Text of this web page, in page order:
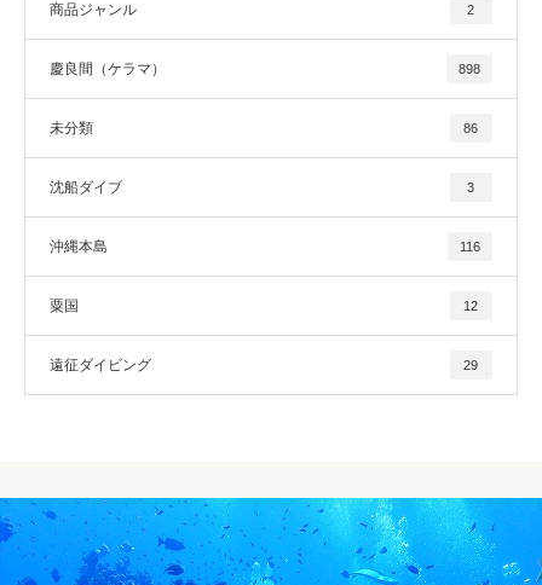
商品ジャンル 2
慶良間（ケラマ） 898
未分類 86
沈船ダイブ 3
沖縄本島 116
粟国 12
遠征ダイビング 29